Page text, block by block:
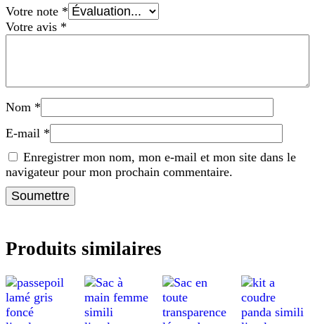
Votre note *
Votre avis *
Nom *
E-mail *
Enregistrer mon nom, mon e-mail et mon site dans le
navigateur pour mon prochain commentaire.
Produits similaires